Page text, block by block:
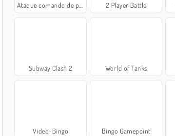
Ataque comando de píxeles 2 Player Battle
Subway Clash 2 World of Tanks
Video-Bingo Bingo Gamepoint